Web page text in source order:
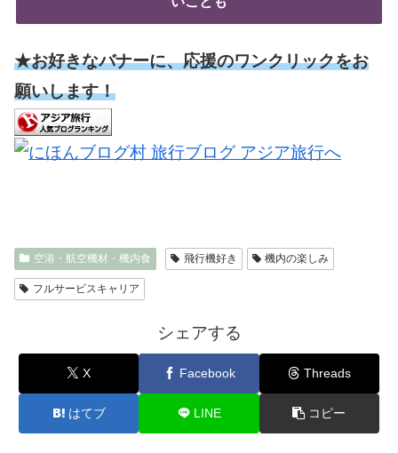
★お好きなバナーに、応援のワンクリックをお
願いします！
空港・航空機材・機内食 飛行機好き 機内の楽しみ
フルサービスキャリア
シェアする
X Facebook Threads
はてブ LINE コピー